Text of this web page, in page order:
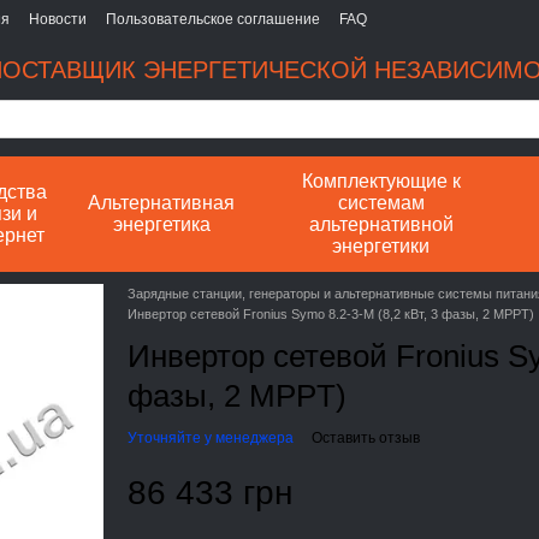
Новости Пользовательское соглашение FAQ
ЭНЕРГЕТИЧЕСКОЙ
и
Альтернативная
энергетика
Комплектующие к
системам
альтернативной
энергетики
Зарядные станции, генераторы и альтернативные системы
Инвертор сетевой Fronius Symo 8.2-3-M (8,2 кВт, 3 фазы, 2 MPPT)
Инвертор сетевой Fronius
фазы, 2 MPPT)
Уточняйте у менеджера Оставить отзыв
86 433 грн